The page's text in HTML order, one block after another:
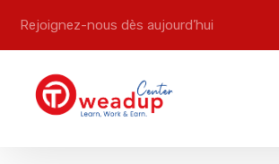
Rejoignez-nous dès aujourd’hui